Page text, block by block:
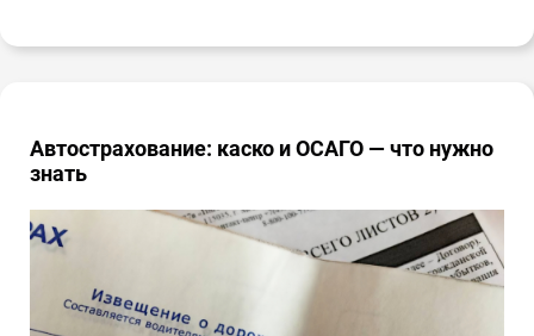
Автострахование: каско и ОСАГО — что нужно
знать